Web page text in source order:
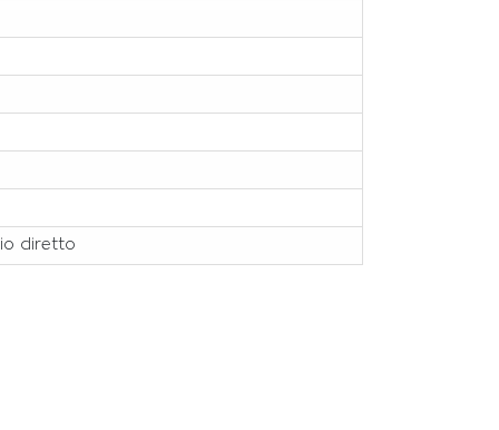
diretto